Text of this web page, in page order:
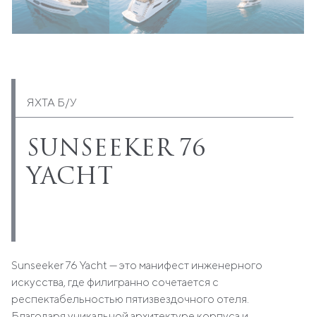
ЯХТА Б/У
SUNSEEKER 76
YACHT
Sunseeker 76 Yacht — это манифест инженерного
искусства, где филигранно сочетается с
респектабельностью пятизвездочного отеля.